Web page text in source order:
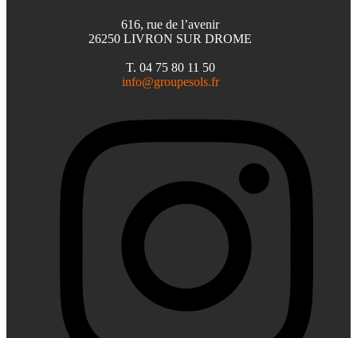
616, rue de l’avenir
26250 LIVRON SUR DROME
T. 04 75 80 11 50
info@groupesols.fr